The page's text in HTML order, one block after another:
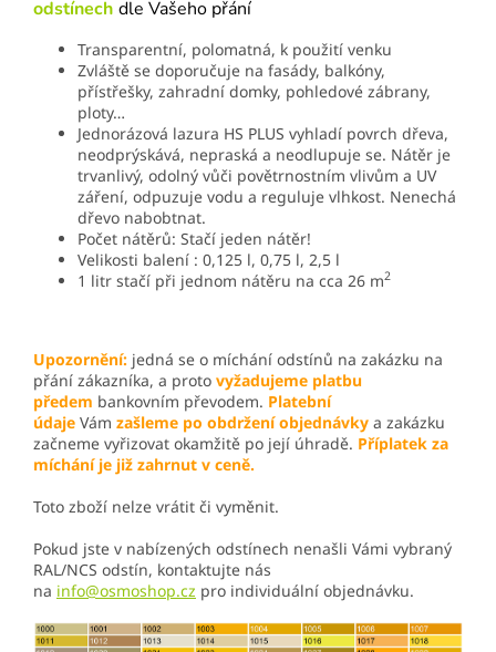
odstínech dle Vašeho přání
Transparentní, polomatná, k použití venku
Zvláště se doporučuje na fasády, balkóny,
přístřešky, zahradní domky, pohledové zábrany,
ploty…
Jednorázová lazura HS PLUS vyhladí povrch dřeva,
neodprýskává, nepraská a neodlupuje se. Nátěr je
trvanlivý, odolný vůči povětrnostním vlivům a UV
záření, odpuzuje vodu a reguluje vlhkost. Nenechá
dřevo nabobtnat.
Počet nátěrů: Stačí jeden nátěr!
Velikosti balení : 0,125 l, 0,75 l, 2,5 l
1 litr stačí při jednom nátěru na cca 26 m2
Upozornění: jedná se o míchání odstínů na zakázku na
přání zákazníka, a proto vyžadujeme platbu
předem bankovním převodem. Platební
údaje Vám zašleme po obdržení objednávky a zakázku
začneme vyřizovat okamžitě po její úhradě. Příplatek za
míchání je již zahrnut v ceně.
Toto zboží nelze vrátit či vyměnit.
Pokud jste v nabízených odstínech nenašli Vámi vybraný
RAL/NCS odstín, kontaktujte nás
na info@osmoshop.cz pro individuální objednávku.